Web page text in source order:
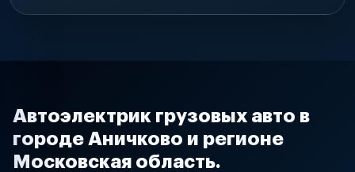
Автоэлектрик грузовых авто в
городе Аничково и регионе
Московская область.